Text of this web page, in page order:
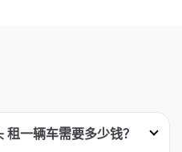
一辆车需要多少钱？